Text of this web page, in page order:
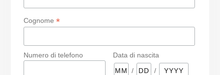
Cognome *
Numero di telefono
Data di nascita
/
/